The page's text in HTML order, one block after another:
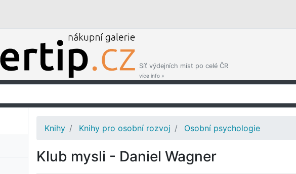
Síť výdejních míst po celé ČR
více info »
Knihy Knihy pro osobní rozvoj Osobní psychologie
Klub mysli - Daniel Wagner